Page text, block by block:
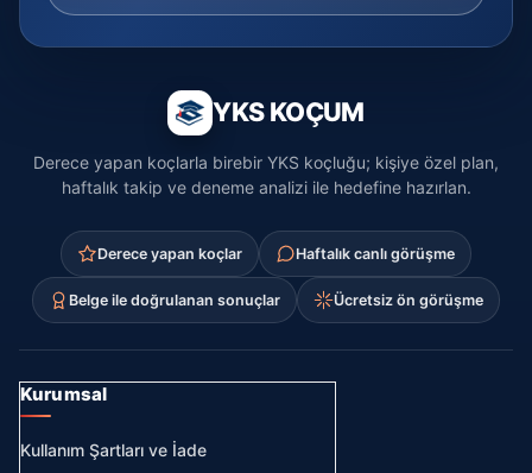
YKS KOÇUM
Derece yapan koçlarla birebir YKS koçluğu; kişiye özel plan,
haftalık takip ve deneme analizi ile hedefine hazırlan.
Derece yapan koçlar Haftalık canlı görüşme
Belge ile doğrulanan sonuçlar Ücretsiz ön görüşme
Kurumsal
Kullanım Şartları ve İade